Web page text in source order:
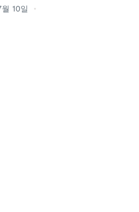
10일